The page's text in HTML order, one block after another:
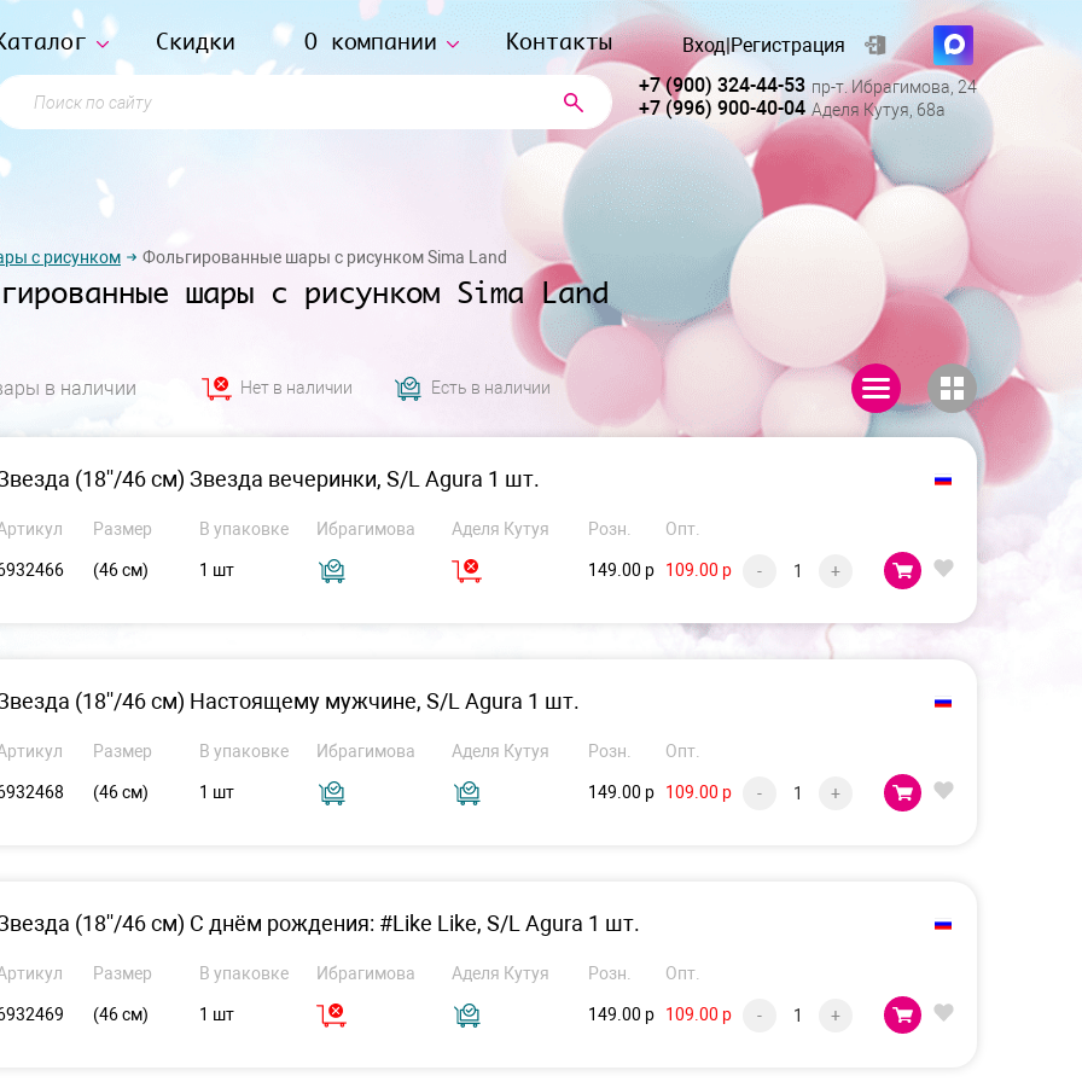
Скидки О компании Контакты
по сайту
Вход|Регистрация
+7 (900) 324-44-53 пр-т. Ибрагимова, 24
+7 (996) 900-40-04 Аделя Кутуя, 68а
с рисунком Фольгированные шары с рисунком Sima Land
шары с рисунком Sima Land
в наличии Нет в наличии Есть в наличии
(18''/46 см) Звезда вечеринки, S/L Agura 1 шт.
Размер В упаковке Ибрагимова Аделя Кутуя Розн. Опт.
(46 см) 1 шт 149.00 р 109.00 р - +
(18''/46 см) Настоящему мужчине, S/L Agura 1 шт.
Размер В упаковке Ибрагимова Аделя Кутуя Розн. Опт.
(46 см) 1 шт 149.00 р 109.00 р - +
(18''/46 см) С днём рождения: #Like Like, S/L Agura 1 шт.
Размер В упаковке Ибрагимова Аделя Кутуя Розн. Опт.
(46 см) 1 шт 149.00 р 109.00 р - +